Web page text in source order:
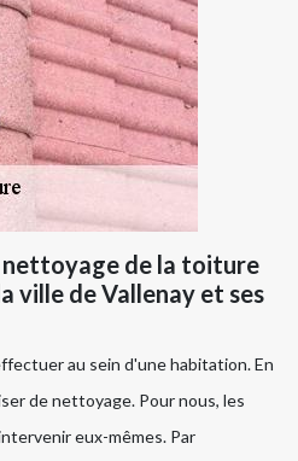
de la toiture
ville de Vallenay et ses
au sein d'une habitation. En
de nettoyage. Pour nous, les
eux-mêmes. Par